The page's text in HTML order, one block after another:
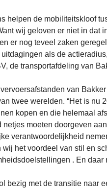
helpen de mobiliteitskloof
wij geloven er niet in dat
er nog teveel zaken
als de
de transportafdeling van
van
twee werelden. “Het is
kopen en die helemaal
netjes moeten doorgeven
verantwoordelijkheid
wij het voordeel van stil en
. En daar
bezig met de transitie naar